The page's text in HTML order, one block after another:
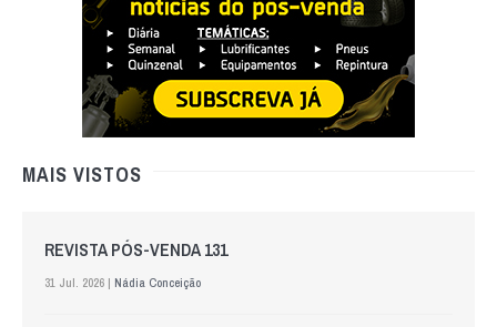
MAIS VISTOS
REVISTA PÓS-VENDA 131
31 Jul. 2026 | Nádia Conceição